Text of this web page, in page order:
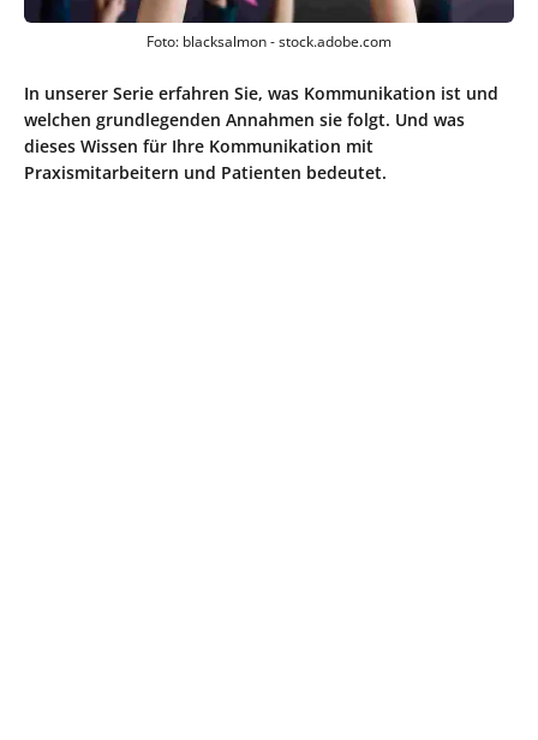
Foto: blacksalmon - stock.adobe.com
In unserer Serie erfahren Sie, was Kommunikation ist und
welchen grundlegenden Annahmen sie folgt. Und was
dieses Wissen für Ihre Kommunikation mit
Praxismitarbeitern und Patienten bedeutet.